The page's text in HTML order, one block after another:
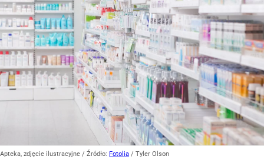
Apteka, zdjęcie ilustracyjne / Źródło: Fotolia / Tyler Olson